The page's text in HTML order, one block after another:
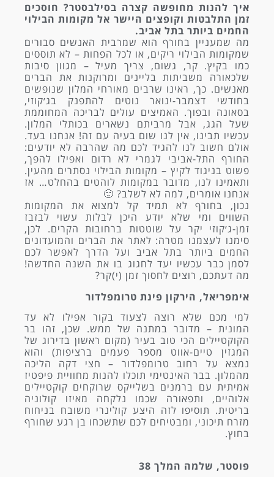
איך להנות מחופשה קצרה בסילבסטר? חוסכים
זמן התלבטות וקופצים היישר אל מקומות הבילוי
החמים ביותר בתל אביב.
מה שמעניין בחורף הוא שמרבית האנשים סבורים
שמקומות הבילוי ריקים, או לכל הפחות – לא תוססים
כמו בקיץ. קר, גשום, צריך מעיל – מגוון סיבות
שלכאורה משביתות בליינים ומרוקנות את הברים
מאנשים. כך, ראינו שרבים מאורחי המלון שנופשים
בחודשי דצמבר-ינואר נוטים להתפנק בג׳קוזי,
בסאונה ובפוך. האמיצים עולים לבריכה המחוממת
שעל הגג, אבל מרביתם נשארים בכותלי המלון.
עכשיו תבינו, אין לנו שום בעיה עם זה! אנחנו בעד.
אולם חשוב לנו להגיד לכם מה שהרבה לא יודעים:
החורף התל-אביבי לגמרי לא רדום ואפילו להפך,
פשוט בניגוד לקיץ – מקומות הבילוי נסתרים מהעין.
ותאמינו לנו, מדובר במקומות לוהטים בהחלט… אז
אנחנו אומרים, למה לא לשלב? 🙂
נכון, בחורף לא תמיד קל למצוא את המקומות
השווים ומי שלא יודע היכן לבלות עשוי לבזבז
זמן-ג׳קוזי יקר על שוטטות ברחובות הקרים. לכן,
סימנו לעצמנו מטרה: לאתר את הברים והמועדונים
החמים ביותר בתל אביב ועל הדרך לאפשר לכם
לסמן כבר עכשיו יעד לחגוג בו את השנה החדשה!
מה דעתכם, רוצים לחסוך זמן (י)קר?
אימפריאל, הירקון פינת טרומפלדור
למי מכם שלא רוצה לצעוד בקור אפילו לא עד
המונית – מדובר במתנה של ממש. שכן, זהו בר
הקוקטיילים הכי טוב בעיר (מקום ראשון בדירוג של
המגזין טיים-אווט מספר פעמים ברציפות) והוא
נמצא על רחוב טרומפלדור – חצי דקה הליכה
מהמלון. בבר האינטימי תוכלו להנות מחוויית פיפטיז
אמיתית עם ברמנים בשלייקס שרוקחים קוקטיילים
אלוהיים, ותפאורה שכמו נלקחה מאיזו קולוניה
בריטית. תוסיפו לזה היצע קולינרי משובח בניחוח
מזרח תיכוני, ומבטיחים לכם שתשכחו בן רגע שחורף
בחוץ.
פוסטר, שלמה המלך 38